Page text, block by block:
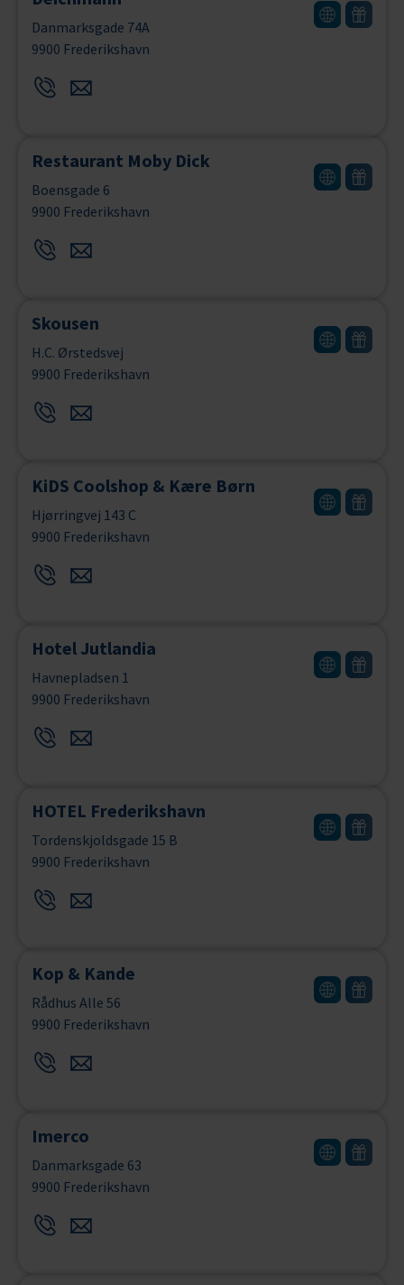
Danmarksgade 74A
9900 Frederikshavn
Restaurant Moby Dick
Boensgade 6
9900 Frederikshavn
Skousen
H.C. Ørstedsvej
9900 Frederikshavn
KiDS Coolshop & Kære Børn
Hjørringvej 143 C
9900 Frederikshavn
Hotel Jutlandia
Havnepladsen 1
9900 Frederikshavn
HOTEL Frederikshavn
Tordenskjoldsgade 15 B
9900 Frederikshavn
Kop & Kande
Rådhus Alle 56
9900 Frederikshavn
Imerco
Danmarksgade 63
9900 Frederikshavn